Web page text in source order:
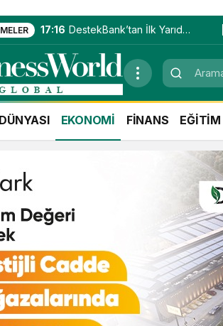
17:16 DestekBank’tan İlk Yarıda
Güçlü Kâr Artışı
EKONOMİ FİNANS EĞİTİM